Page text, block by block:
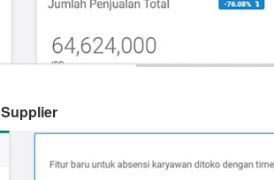
Supplier